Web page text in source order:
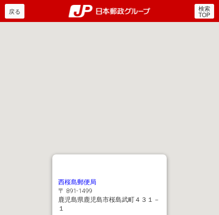
郵便局・日本郵政グルー
戻る 検索
TOP
西桜島郵便局
〒 891-1499
鹿児島県鹿児島市桜島武町４３１－
１